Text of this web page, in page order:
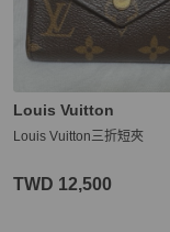
Louis Vuitton
Louis Vuitton三折短夾
TWD 12,500